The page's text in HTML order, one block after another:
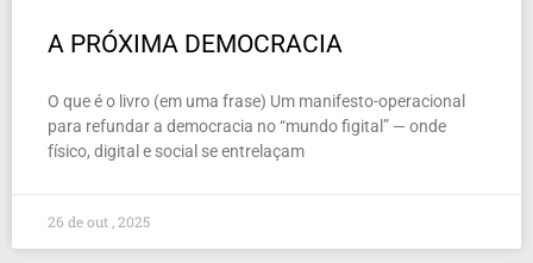
A PRÓXIMA DEMOCRACIA
O que é o livro (em uma frase) Um manifesto-operacional
para refundar a democracia no “mundo figital” — onde
físico, digital e social se entrelaçam
26 de out , 2025